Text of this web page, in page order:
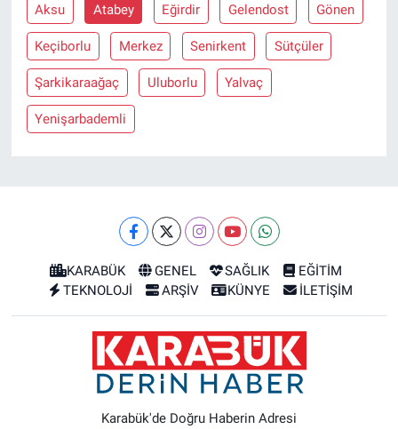
Aksu Atabey Eğirdir Gelendost Gönen
Keçiborlu Merkez Senirkent Sütçüler
Şarkikaraağaç Uluborlu Yalvaç
Yenişarbademli
KARABÜK GENEL SAĞLIK
EĞİTİM
TEKNOLOJİ
ARŞİV KÜNYE İLETİŞİM
Karabük'de Doğru Haberin Adresi